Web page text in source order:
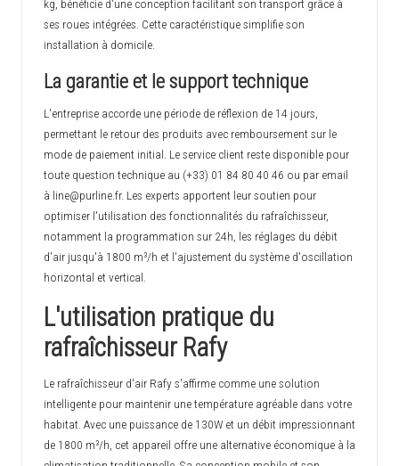
kg, bénéficie d'une conception facilitant son transport grâce à
ses roues intégrées. Cette caractéristique simplifie son
installation à domicile.
La garantie et le support technique
L'entreprise accorde une période de réflexion de 14 jours,
permettant le retour des produits avec remboursement sur le
mode de paiement initial. Le service client reste disponible pour
toute question technique au (+33) 01 84 80 40 46 ou par email
à line@purline.fr. Les experts apportent leur soutien pour
optimiser l'utilisation des fonctionnalités du rafraîchisseur,
notamment la programmation sur 24h, les réglages du débit
d'air jusqu'à 1800 m³/h et l'ajustement du système d'oscillation
horizontal et vertical.
L'utilisation pratique du
rafraîchisseur Rafy
Le rafraîchisseur d'air Rafy s'affirme comme une solution
intelligente pour maintenir une température agréable dans votre
habitat. Avec une puissance de 130W et un débit impressionnant
de 1800 m³/h, cet appareil offre une alternative économique à la